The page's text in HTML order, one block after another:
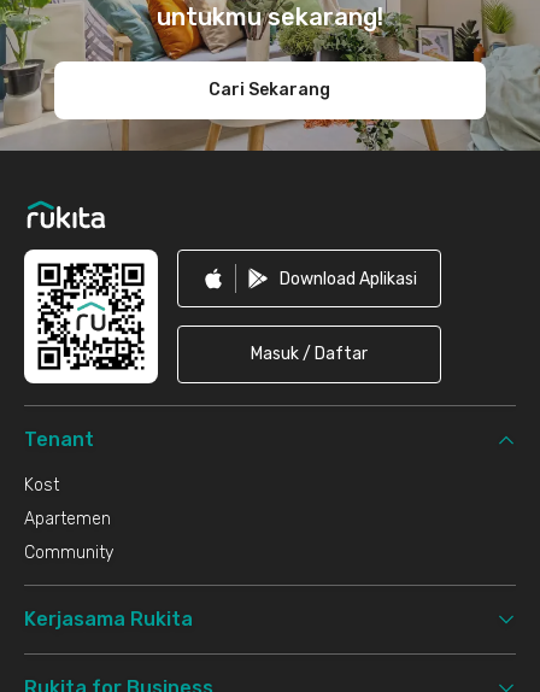
untukmu sekarang!
Cari Sekarang
Download Aplikasi
Masuk / Daftar
Tenant
Kost
Apartemen
Community
Kerjasama Rukita
Rukita for Business